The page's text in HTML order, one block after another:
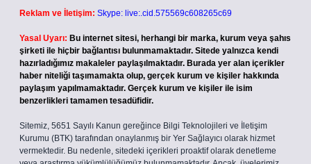
Reklam ve İletişim: Skype: live:.cid.575569c608265c69
Yasal Uyarı: Bu internet sitesi, herhangi bir marka, kurum veya şahıs
şirketi ile hiçbir bağlantısı bulunmamaktadır. Sitede yalnızca kendi
hazırladığımız makaleler paylaşılmaktadır. Burada yer alan içerikler
haber niteliği taşımamakta olup, gerçek kurum ve kişiler hakkında
paylaşım yapılmamaktadır. Gerçek kurum ve kişiler ile isim
benzerlikleri tamamen tesadüfidir.
Sitemiz, 5651 Sayılı Kanun gereğince Bilgi Teknolojileri ve İletişim
Kurumu (BTK) tarafından onaylanmış bir Yer Sağlayıcı olarak hizmet
vermektedir. Bu nedenle, sitedeki içerikleri proaktif olarak denetleme